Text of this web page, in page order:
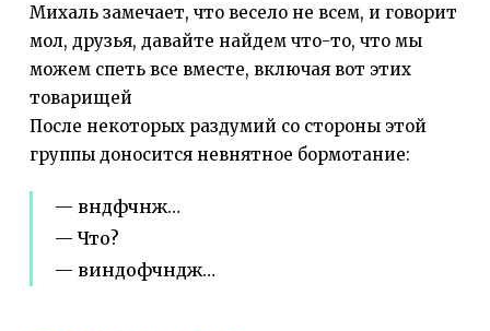
Михаль замечает, что весело не всем, и говорит
мол, друзья, давайте найдем что-то, что мы
можем спеть все вместе, включая вот этих
товарищей
После некоторых раздумий со стороны этой
группы доносится невнятное бормотание:
— вндфчнж…
— Что?
— виндофчндж…